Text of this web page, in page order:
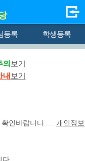
등록 학생등록
의 보기
내 보기
인바랍니다..... 개인정보